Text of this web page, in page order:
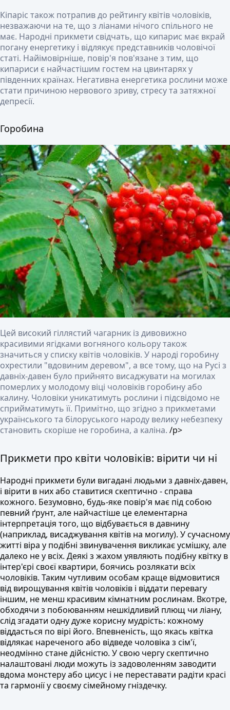
Кіпаріс також потрапив до рейтингу квітів чоловіків,
незважаючи на те, що з ліанами нічого спільного не
має. Народні прикмети свідчать, що кипарис має вкрай
погану енергетику і відлякує представників чоловічої
статі. Найімовірніше, повір'я пов'язане з тим, що
кипариси є найчастішим гостем на цвинтарях у
південних країнах. Негативна енергетика рослини може
стати причиною нервового зриву, стресу та затяжної
депресії.
Горобина
Цей високий гіллястий чагарник із дивовижно
красивими ягідками вогняного кольору також
значиться у списку квітів чоловіків. У народі горобину
охрестили "вдовиним деревом", а все тому, що на Русі з
давніх-давен було прийнято висаджувати на могилах
померлих у молодому віці чоловіків горобину або
калину. Чоловіки уникатимуть рослини і підсвідомо не
сприйматимуть її. Примітно, що згідно з прикметами
українського та білоруського народу велику небезпеку
становить скоріше не горобина, а каліна. /p>
Прикмети про квіти чоловіків: вірити чи ні
Народні прикмети були вигадані людьми з давніх-давен,
і вірити в них або ставитися скептично - справа
кожного. Безумовно, будь-яке повір'я має під собою
певний ґрунт, але найчастіше це елементарна
інтерпретація того, що відбувається в давнину
(наприклад, висаджування квітів на могилу). У сучасному
житті віра у подібні звинувачення викликає усмішку, але
далеко не у всіх. Деякі з жахом уявляють подібну квітку в
інтер'єрі своєї квартири, боячись розлякати всіх
чоловіків. Таким чутливим особам краще відмовитися
від вирощування квітів чоловіків і віддати перевагу
іншим, не менш красивим кімнатним рослинам. Вкотре,
обходячи з побоюванням нешкідливий плющ чи ліану,
слід згадати одну дуже корисну мудрість: кожному
віддасться по вірі його. Впевненість, що якась квітка
відлякає нареченого або відведе чоловіка з сім'ї,
неодмінно стане дійсністю. У свою чергу скептично
налаштовані люди можуть із задоволенням заводити
вдома монстеру або цисус і не переставати радіти красі
та гармонії у своєму сімейному гніздечку.